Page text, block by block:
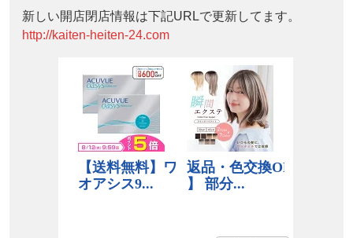
新しい開店閉店情報は下記URLで更新してます。
http://kaiten-heiten-24.com